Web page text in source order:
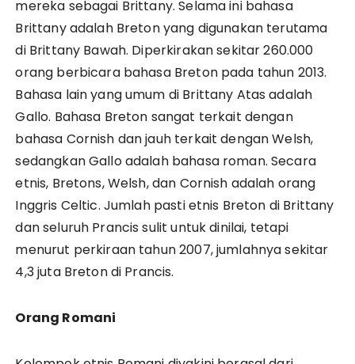
mereka sebagai Brittany. Selama ini bahasa
Brittany adalah Breton yang digunakan terutama
di Brittany Bawah. Diperkirakan sekitar 260.000
orang berbicara bahasa Breton pada tahun 2013.
Bahasa lain yang umum di Brittany Atas adalah
Gallo. Bahasa Breton sangat terkait dengan
bahasa Cornish dan jauh terkait dengan Welsh,
sedangkan Gallo adalah bahasa roman. Secara
etnis, Bretons, Welsh, dan Cornish adalah orang
Inggris Celtic. Jumlah pasti etnis Breton di Brittany
dan seluruh Prancis sulit untuk dinilai, tetapi
menurut perkiraan tahun 2007, jumlahnya sekitar
4,3 juta Breton di Prancis.
Orang Romani